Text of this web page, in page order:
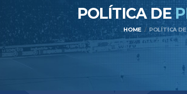
POLÍTICA DE
HOME POLÍTICA